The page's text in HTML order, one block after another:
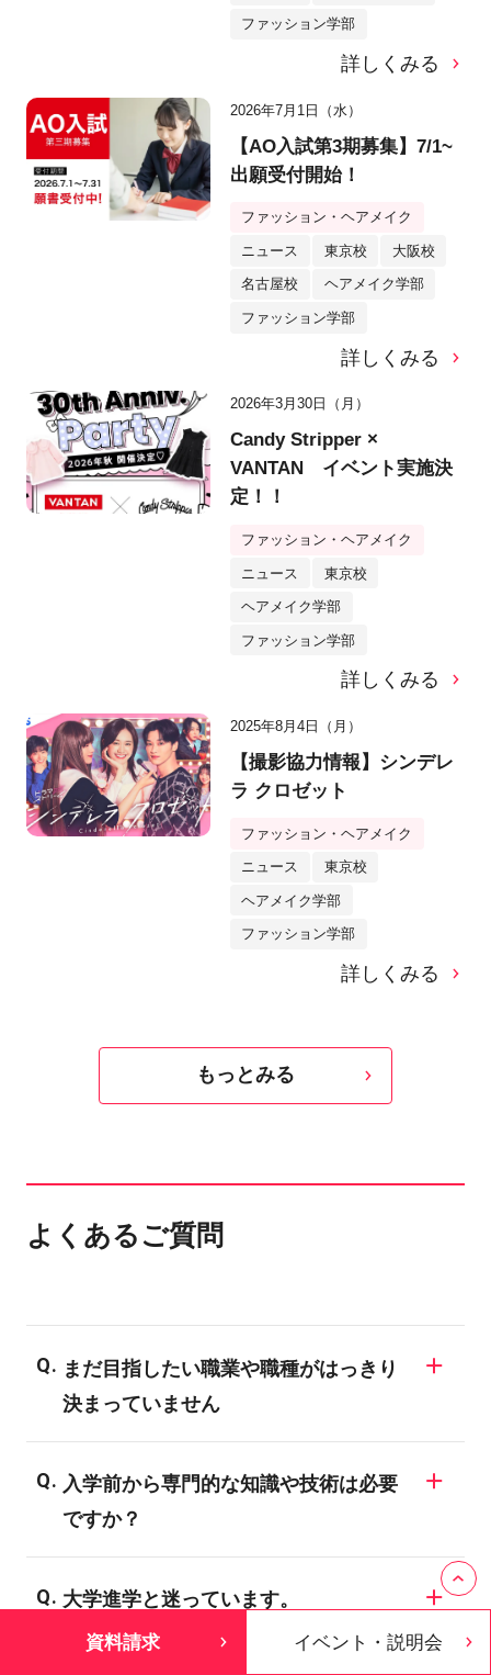
ファッション学部
詳しくみる
2026年7月1日（水）
【AO入試第3期募集】7/1~
出願受付開始！
ファッション・ヘアメイク
ニュース 東京校 大阪校
名古屋校 ヘアメイク学部
ファッション学部
詳しくみる
2026年3月30日（月）
Candy Stripper ×
VANTAN イベント実施決
定！！
ファッション・ヘアメイク
ニュース 東京校
ヘアメイク学部
ファッション学部
詳しくみる
2025年8月4日（月）
【撮影協力情報】シンデレ
ラ クロゼット
ファッション・ヘアメイク
ニュース 東京校
ヘアメイク学部
ファッション学部
詳しくみる
もっとみる
よくあるご質問
まだ目指したい職業や職種がはっきり
決まっていません
で、業界についての知識がない場合、明確
な目標を決められない学生も多いようで
す。バンタンでは業界の仕組みや現状、
様々な職種についてご説明する進路ガイダ
ンスを開催しています。興味のある業界に
ついては、ぜひ専門のスタッフにご相談し
入学前から専門的な知識や技術は必要
ですか？
験者や初心者です。全ての学科・専攻が未
経験者対応のカリキュラムになっており、
大学進学と迷っています。
一般に大学・短大は、「学問の研究・知識
資料請求 イベント・説明会